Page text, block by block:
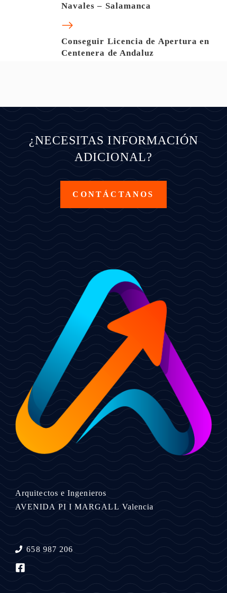
Navales – Salamanca
Conseguir Licencia de Apertura en
Centenera de Andaluz
¿NECESITAS INFORMACIÓN
ADICIONAL?
CONTÁCTANOS
Arquitectos e Ingenieros
AVENIDA PI I MARGALL Valencia
658 987 206